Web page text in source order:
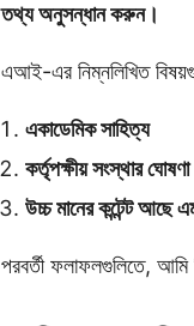
তথ্য অনুসন্ধান করুন।
এআই-এর নিম্নলিখিত
একাডেমিক সাহিত্য
কর্তৃপক্ষীয় সংস্থার ঘোষণা
উচ্চ মানের কন্টেন্ট আছে
পরবর্তী ফলাফলগুলিতে, আমি